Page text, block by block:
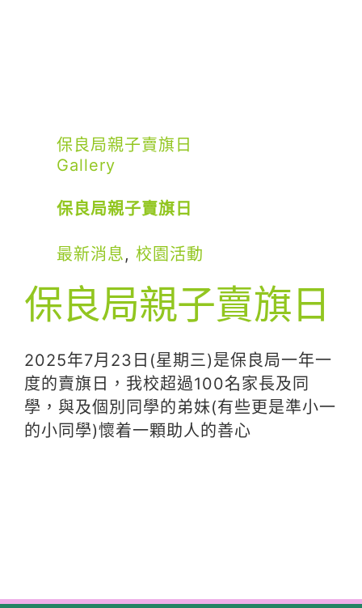
保良局親子賣旗日
Gallery
保良局親子賣旗日
最新消息, 校園活動
保良局親子賣旗日
2025年7月23日(星期三)是保良局一年一
度的賣旗日，我校超過100名家長及同
學，與及個別同學的弟妹(有些更是準小一
的小同學)懷着一顆助人的善心